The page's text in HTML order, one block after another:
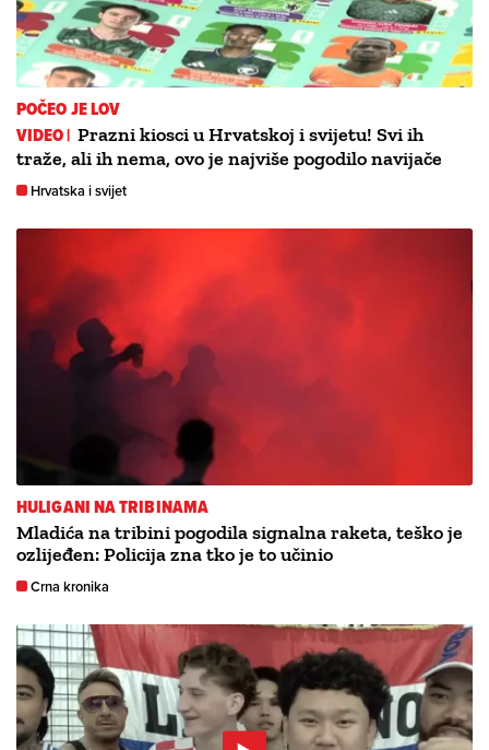
POČEO JE LOV
VIDEO | Prazni kiosci u Hrvatskoj i svijetu! Svi ih
traže, ali ih nema, ovo je najviše pogodilo navijače
Hrvatska i svijet
HULIGANI NA TRIBINAMA
Mladića na tribini pogodila signalna raketa, teško je
ozlijeđen: Policija zna tko je to učinio
Crna kronika